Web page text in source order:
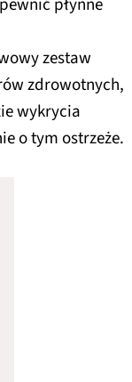
płynne
zestaw
zdrowotnych,
wykrycia
o tym ostrzeże.